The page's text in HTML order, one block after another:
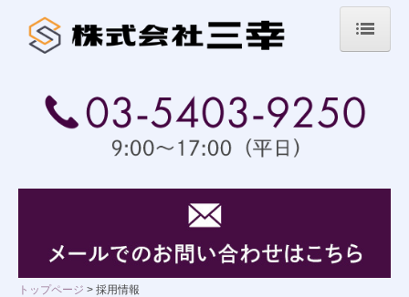
業務内容
グラファイト製品
トップページ 採用情報